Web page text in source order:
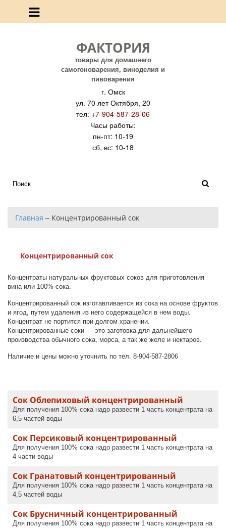
ФАКТОРИЯ
товары для домашнего
самогоноварения, виноделия и
пивоварения
г. Омск
ул. 70 лет Октября, 20
тел: +7-904-587-28-06
Часы работы:
пн-пт: 10-19
сб, вс: 10-18
Главная – Концентрированный сок
Концентрированный сок
Концентраты натуральных фруктовых соков для приготовления
вина или 100% сока.
Концентрированный сок изготавливается из сока на основе фруктов
и ягод, путем удаления из него содержащейся в нем воды.
Концентрат не портится при долгом хранении.
Концентрированные соки — это заготовка для дальнейшего
производства обычного сока, морса, а так же желе и нектаров.
Наличие и цены можно уточнить по тел. 8-904-587-2806
Сок Облепиховый концентрированный
Для получения 100% сока надо развести 1 часть концентрата на
6,5 частей воды
Сок Персиковый концентрированный
Для получения 100% сока надо развести 1 часть концентрата на
4 части воды
Сок Гранатовый концентрированный
Для получения 100% сока надо развести 1 часть концентрата на
4,5 частей воды
Сок Брусничный концентрированный
Для получения 100% сока надо развести 1 часть концентрата на